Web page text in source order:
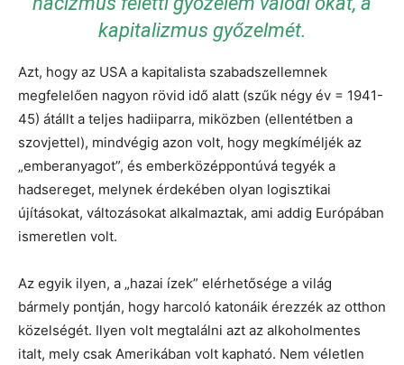
kapitalizmus győzelmét.
Azt, hogy az USA a kapitalista szabadszellemnek
megfelelően nagyon rövid idő alatt (szűk négy év = 1941-
45) átállt a teljes hadiiparra, miközben (ellentétben a
szovjettel), mindvégig azon volt, hogy megkíméljék az
„emberanyagot”, és emberközéppontúvá tegyék a
hadsereget, melynek érdekében olyan logisztikai
újításokat, változásokat alkalmaztak, ami addig Európában
ismeretlen volt.
Az egyik ilyen, a „hazai ízek” elérhetősége a világ
bármely pontján, hogy harcoló katonáik érezzék az otthon
közelségét. Ilyen volt megtalálni azt az alkoholmentes
italt, mely csak Amerikában volt kapható. Nem véletlen